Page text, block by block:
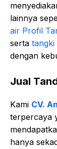
lainnya
air Profil
serta tangki
dengan
Jual
Kami CV.
terpercaya
hanya